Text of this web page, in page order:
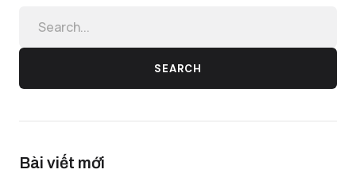
SEARCH
Bài viết mới